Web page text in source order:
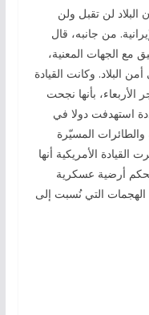
لن تقبل ولن
من جانبه، قال
مع الجهات المعنية،
البلاد. وكانت القيادة
بأنها نجحت
استهدفت دولا في
والطائرات المسيّرة
القيادة الأمريكية أنها
أرضية عسكرية
التي نُسبت إلى